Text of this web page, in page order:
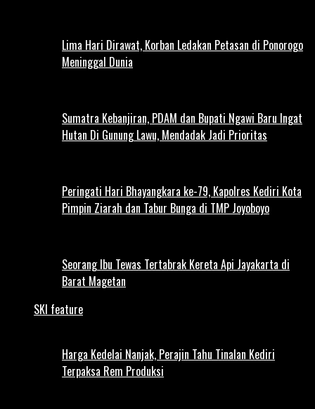
Lima Hari Dirawat, Korban Ledakan Petasan di Ponorogo
Meninggal Dunia
Sumatra Kebanjiran, PDAM dan Bupati Ngawi Baru Ingat
Hutan Di Gunung Lawu, Mendadak Jadi Prioritas
Peringati Hari Bhayangkara ke-79, Kapolres Kediri Kota
Pimpin Ziarah dan Tabur Bunga di TMP Joyoboyo
Seorang Ibu Tewas Tertabrak Kereta Api Jayakarta di
Barat Magetan
SKI feature
Harga Kedelai Nanjak, Perajin Tahu Tinalan Kediri
Terpaksa Rem Produksi